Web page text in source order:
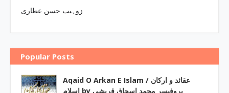
زوہیب حسن عطاری
Popular Posts
Aqaid O Arkan E Islam / عقائد و ارکان
اسلام by پروفیسر محمد اسحاق قریشی